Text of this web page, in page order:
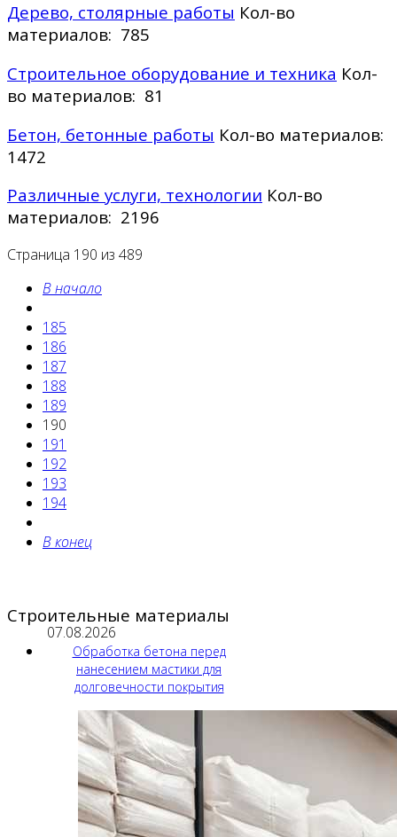
Дерево, столярные работы Кол-во
материалов: 785
Строительное оборудование и техника Кол-
во материалов: 81
Бетон, бетонные работы Кол-во материалов:
1472
Различные услуги, технологии Кол-во
материалов: 2196
Страница 190 из 489
В начало
185
186
187
188
189
190
191
192
193
194
В конец
Строительные материалы
07.08.2026
Обработка бетона перед
нанесением мастики для
долговечности покрытия